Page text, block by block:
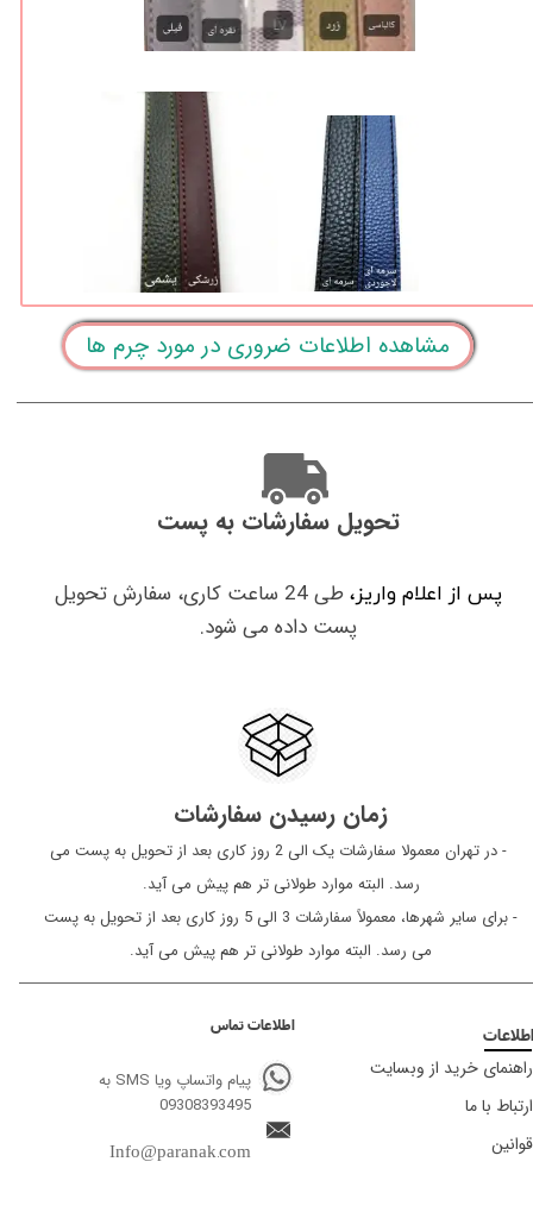
راهنمای خرید از وبسایت
ارتباط با ما
قوانین
اطلاعات تماس
پیام واتساپ ویا SMS به
09308393495
Info@paranak.com
تحویل سفارشات به پست
پس از اعلام واریز،
طی 24 ساعت کاری، سفارش تحویل
پست داده می شود.
زمان رسیدن سفارشات
​​​​​​​ - در تهران معمولا سفارشات یک الی 2 روز کاری بعد از تحویل به پست می
رسد. البته موارد طولانی تر هم پیش می آید.
- برای سایر شهرها، معمولاً سفارشات 3 الی 5 روز کاری بعد از تحویل به پست
می رسد. البته موارد طولانی تر هم پیش می آید.
مشاهده اطلاعات ضروری در مورد چرم ها